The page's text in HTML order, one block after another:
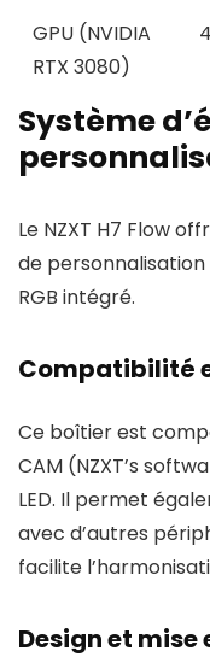
GPU (NVIDIA
RTX 3080)
Système
Le NZXT H7 Flow
de
RGB intégré.
Compatibilité
Ce boîtier est
CAM (NZXT’s
LED. Il permet
avec d’autres
facilite
Design et mise